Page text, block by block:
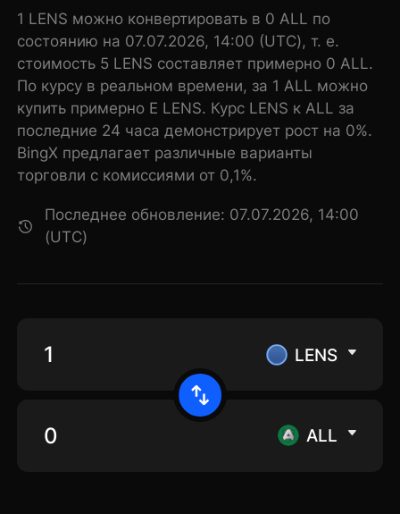
1 LENS можно конвертировать в 0 ALL по
состоянию на 07.07.2026, 14:00 (UTC), т. е.
стоимость 5 LENS составляет примерно 0 ALL.
По курсу в реальном времени, за 1 ALL можно
купить примерно E LENS. Курс LENS к ALL за
последние 24 часа демонстрирует рост на 0%.
BingX предлагает различные варианты
торговли с комиссиями от 0,1%.
Последнее обновление: 07.07.2026, 14:00
(UTC)
LENS
ALL